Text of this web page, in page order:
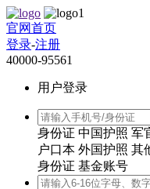
官网首页
登录-注册
40000-95561
用户登录
身份证 中国护照 军
户口本 外国护照 其
身份证 基金账号